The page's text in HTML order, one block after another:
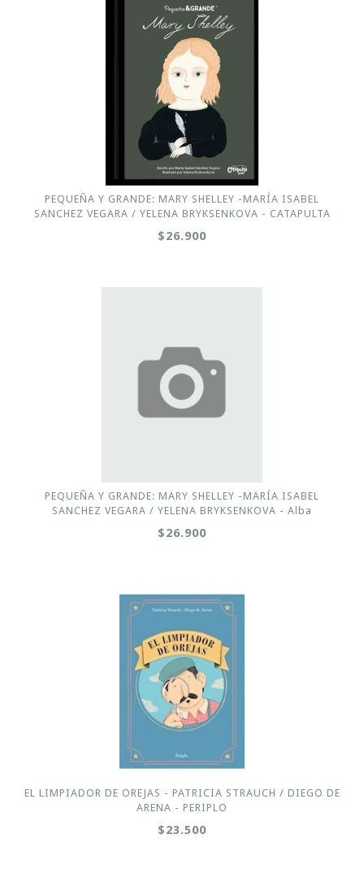
PEQUEÑA Y GRANDE: MARY SHELLEY -MARÍA ISABEL
SANCHEZ VEGARA / YELENA BRYKSENKOVA - CATAPULTA
$26.900
PEQUEÑA Y GRANDE: MARY SHELLEY -MARÍA ISABEL
SANCHEZ VEGARA / YELENA BRYKSENKOVA - Alba
$26.900
EL LIMPIADOR DE OREJAS - PATRICIA STRAUCH / DIEGO DE
ARENA - PERIPLO
$23.500